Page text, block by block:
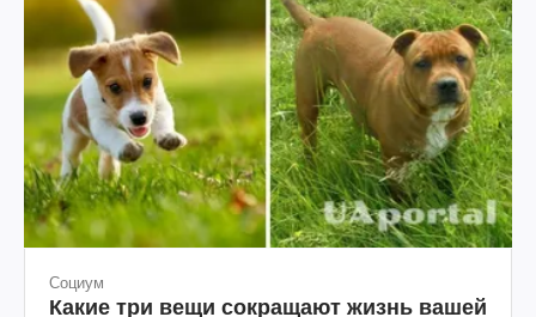
Социум
Какие три вещи сокращают жизнь вашей